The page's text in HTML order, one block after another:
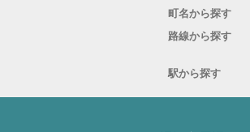
町名から探す
路線から探す
駅から探す